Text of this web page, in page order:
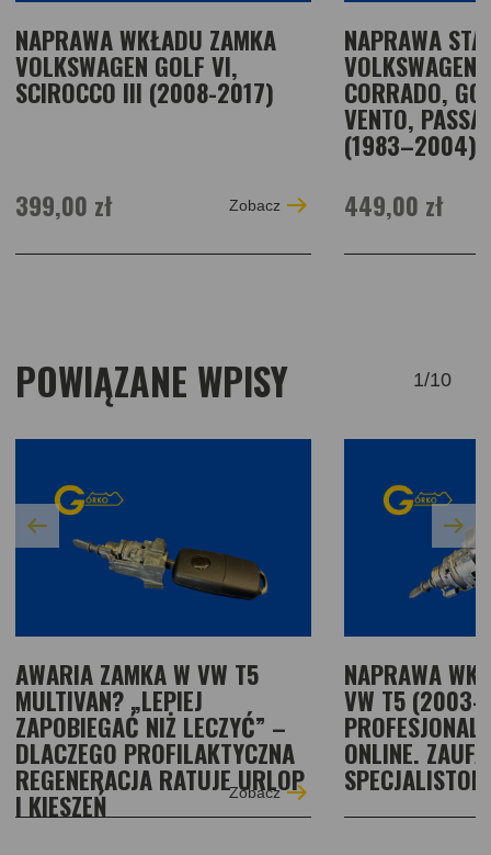
NAPRAWA WKŁADU ZAMKA
VOLKSWAGEN GOLF VI,
SCIROCCO III (2008-2017)
399,00 zł Zobacz
NAPRAWA
VOLKSWAGEN
CORRADO,
VENTO,
(1983–2004)
449,00 zł
POWIĄZANE WPISY 1/10
AWARIA ZAMKA W VW T5
MULTIVAN? „LEPIEJ
ZAPOBIEGAĆ NIŻ LECZYĆ” –
DLACZEGO PROFILAKTYCZNA
REGENERACJA RATUJE URLOP
I KIESZEŃ Zobacz
NAPRAWA
VW T5
ONLINE.